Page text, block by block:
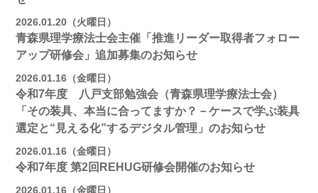
2026.01.20（火曜日）
青森県理学療法士会主催「推進リーダー取得者フォロー
アップ研修会」追加募集のお知らせ
2026.01.16（金曜日）
令和7年度 八戸支部勉強会（青森県理学療法士会）
「その装具、本当に合ってますか？－ケースで学ぶ装具
選定と“見える化”するデジタル管理」のお知らせ
2026.01.16（金曜日）
令和7年度 第2回REHUG研修会開催のお知らせ
2026.01.16（金曜日）